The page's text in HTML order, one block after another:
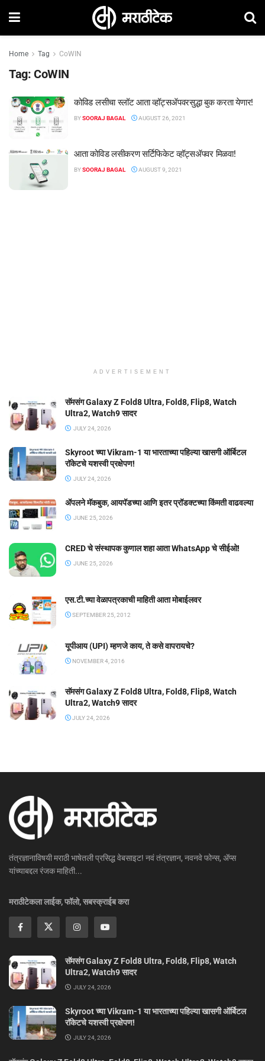
Home Tag CoWIN
Tag: CoWIN
कोविड लसीचा स्लॉट आता व्हॉट्सॲपवरसुद्धा बुक करता येणार!
BYSOORAJ BAGAL AUGUST 26, 2021
आता कोविड लसीकरण सर्टिफिकेट व्हॉट्सॲपवर मिळवा!
BYSOORAJ BAGAL AUGUST 9, 2021
ADVERTISEMENT
सॅमसंग Galaxy Z Fold8 Ultra, Fold8, Flip8, Watch
Ultra2, Watch9 सादर
JULY 24, 2026
Skyroot च्या Vikram-1 या भारताच्या पहिल्या खासगी ऑर्बिटल
रॉकेटचे यशस्वी प्रक्षेपण!
JULY 24, 2026
ॲपलने मॅकबुक, आयपॅडच्या आणि इतर प्रॉडक्टच्या किंमती वाढवल्या
JUNE 25, 2026
CRED चे संस्थापक कुणाल शहा आता WhatsApp चे सीईओ!
JUNE 25, 2026
एस.टी.च्या वेळापत्रकाची माहिती आता मोबाईलवर
SEPTEMBER 25, 2012
यूपीआय (UPI) म्हणजे काय, ते कसे वापरायचे?
NOVEMBER 4, 2016
सॅमसंग Galaxy Z Fold8 Ultra, Fold8, Flip8, Watch
Ultra2, Watch9 सादर
JULY 24, 2026
तंत्रज्ञानाविषयी मराठी भाषेतली प्रसिद्ध वेबसाइट! नवं तंत्रज्ञान, नवनवे फोन्स, ॲप्स
यांच्याबद्दल रंजक माहिती...
मराठीटेकला लाईक, फॉलो, सबस्क्राईब करा
सॅमसंग Galaxy Z Fold8 Ultra, Fold8, Flip8, Watch
Ultra2, Watch9 सादर
JULY 24, 2026
Skyroot च्या Vikram-1 या भारताच्या पहिल्या खासगी ऑर्बिटल
रॉकेटचे यशस्वी प्रक्षेपण!
JULY 24, 2026